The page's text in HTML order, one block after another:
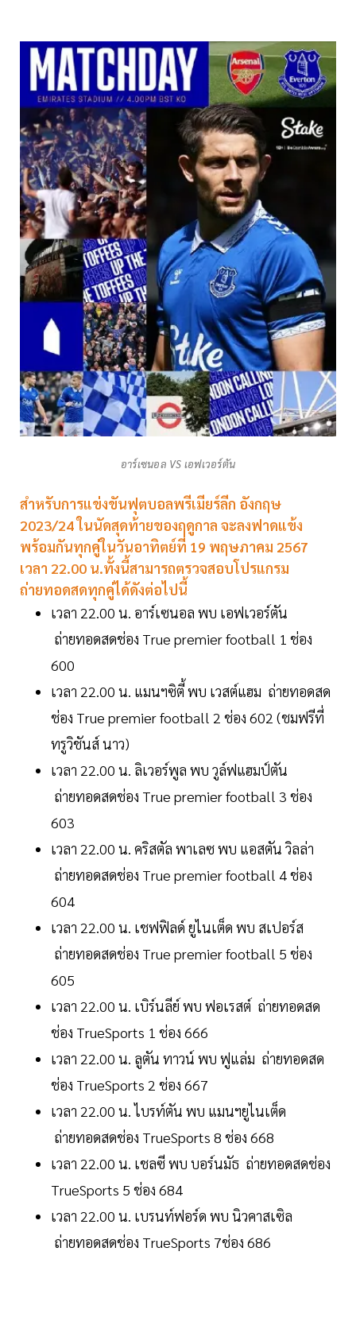
อาร์เซนอล VS เอฟเวอร์ตัน
สำหรับการแข่งขันฟุตบอลพรีเมียร์ลีก อังกฤษ
2023/24 ในนัดสุดท้ายของฤดูกาล จะลงฟาดแข้ง
พร้อมกันทุกคู่ในวันอาทิตย์ที่ 19 พฤษภาคม 2567
เวลา 22.00 น.ทั้งนี้สามารถตรวจสอบโปรแกรม
ถ่ายทอดสดทุกคู่ได้ดังต่อไปนี้
เวลา 22.00 น. อาร์เซนอล พบ เอฟเวอร์ตัน
ถ่ายทอดสดช่อง True premier football 1 ช่อง
600
เวลา 22.00 น. แมนฯซิตี้ พบ เวสต์แฮม ถ่ายทอดสด
ช่อง True premier football 2 ช่อง 602 (ชมฟรีที่
ทรูวิชันส์ นาว)
เวลา 22.00 น. ลิเวอร์พูล พบ วูล์ฟแฮมป์ตัน
ถ่ายทอดสดช่อง True premier football 3 ช่อง
603
เวลา 22.00 น. คริสตัล พาเลซ พบ แอสตัน วิลล่า
ถ่ายทอดสดช่อง True premier football 4 ช่อง
604
เวลา 22.00 น. เชฟฟิลด์ ยูไนเต็ด พบ สเปอร์ส
ถ่ายทอดสดช่อง True premier football 5 ช่อง
605
เวลา 22.00 น. เบิร์นลีย์ พบ ฟอเรสต์ ถ่ายทอดสด
ช่อง TrueSports 1 ช่อง 666
เวลา 22.00 น. ลูตัน ทาวน์ พบ ฟูแล่ม ถ่ายทอดสด
ช่อง TrueSports 2 ช่อง 667
เวลา 22.00 น. ไบรท์ตัน พบ แมนฯยูไนเต็ด
ถ่ายทอดสดช่อง TrueSports 8 ช่อง 668
เวลา 22.00 น. เชลซี พบ บอร์นมัธ ถ่ายทอดสดช่อง
TrueSports 5 ช่อง 684
เวลา 22.00 น. เบรนท์ฟอร์ด พบ นิวคาสเซิล
ถ่ายทอดสดช่อง TrueSports 7ช่อง 686